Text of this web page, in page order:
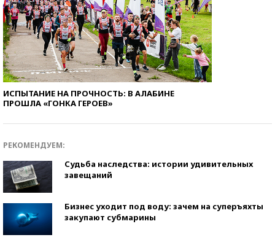
ИСПЫТАНИЕ НА ПРОЧНОСТЬ: В АЛАБИНЕ
ПРОШЛА «ГОНКА ГЕРОЕВ»
РЕКОМЕНДУЕМ:
Судьба наследства: истории удивительных
завещаний
Бизнес уходит под воду: зачем на суперъяхты
закупают субмарины